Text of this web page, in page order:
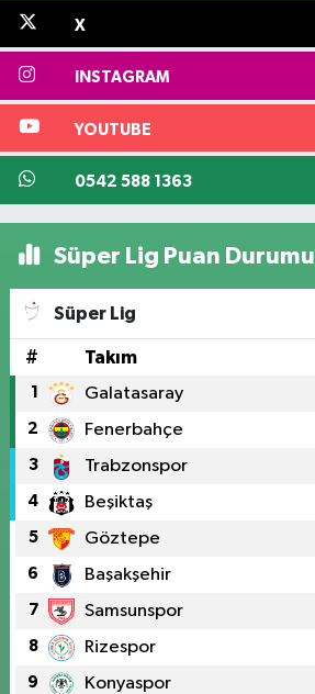
X
INSTAGRAM
YOUTUBE
0542 588 1363
Süper Lig Puan Durumu
Süper Lig
# Takım
1 Galatasaray
2 Fenerbahçe
3 Trabzonspor
4 Beşiktaş
5 Göztepe
6 Başakşehir
7 Samsunspor
8 Rizespor
9 Konyaspor